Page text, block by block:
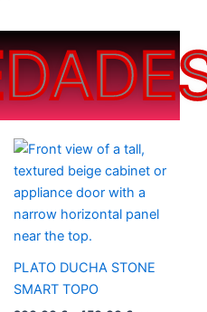
PLATO DUCHA STONE
SMART TOPO
Rango
de
precios:
desde
200,00 €
hasta